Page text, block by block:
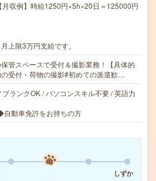
収例】時給1250円×5h×20日＝125000円
上限3万円支給です。
管スペースで受付＆撮影業務！【具体的
受付・荷物の撮影#初めての派遣歓…
ランクOK / パソコンスキル不要 / 英語力
自動車免許をお持ちの方
しずか